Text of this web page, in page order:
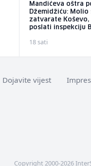
Mandićeva oštra
Džemidžiću: Molio
zatvarate Koševo,
poslati inspekciju
18 sati
Dojavite vijest
Copyright 2000-2026